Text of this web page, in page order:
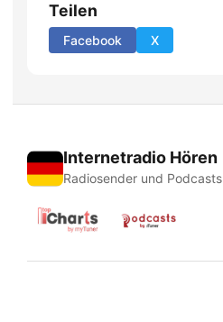
Teilen
Facebook X
Internetradio Hören
Radiosender und Podcasts